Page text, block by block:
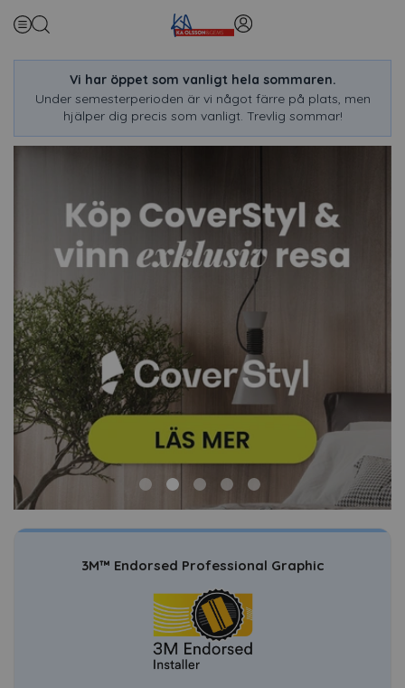
Vi har öppet som vanligt hela sommaren.
Under semesterperioden är vi något färre på plats, men
hjälper dig precis som vanligt. Trevlig sommar!
3M™ Endorsed Professional Graphic